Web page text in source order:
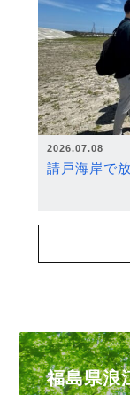
2026.07.08
請戸海岸で
福島県浪